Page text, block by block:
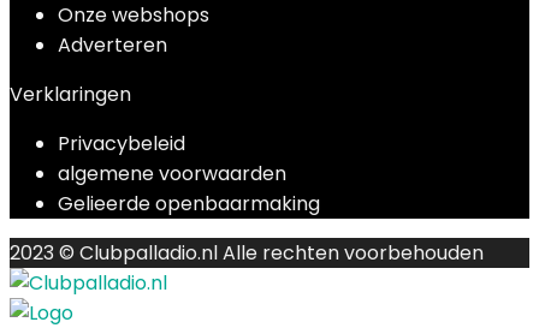
Onze webshops
Adverteren
Verklaringen
Privacybeleid
algemene voorwaarden
Gelieerde openbaarmaking
2023 © Clubpalladio.nl Alle rechten voorbehouden